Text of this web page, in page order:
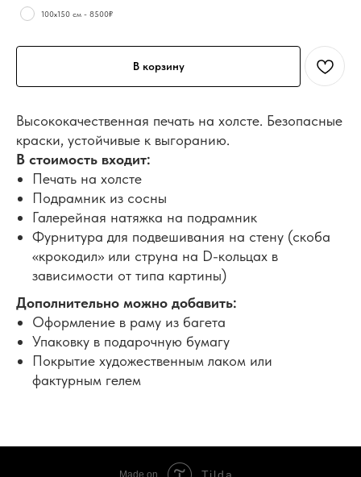
100х150 см - 8500₽
В корзину
Высококачественная печать на холсте. Безопасные
краски, устойчивые к выгоранию.
В стоимость входит:
Печать на холсте
Подрамник из сосны
Галерейная натяжка на подрамник
Фурнитура для подвешивания на стену (скоба
«крокодил» или струна на D-кольцах в
зависимости от типа картины)
Дополнительно можно добавить:
Оформление в раму из багета
Упаковку в подарочную бумагу
Покрытие художественным лаком или
фактурным гелем